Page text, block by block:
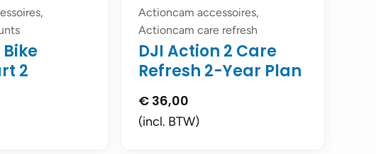
2
Actioncam accessoires,
Actioncam care refresh
DJI Action 2 Care
Refresh 2-Year Plan
€ 36,00
(incl. BTW)